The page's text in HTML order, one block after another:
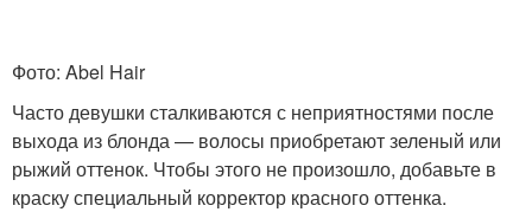
Фото: Abel Hair
Часто девушки сталкиваются с неприятностями после
выхода из блонда — волосы приобретают зеленый или
рыжий оттенок. Чтобы этого не произошло, добавьте в
краску специальный корректор красного оттенка.